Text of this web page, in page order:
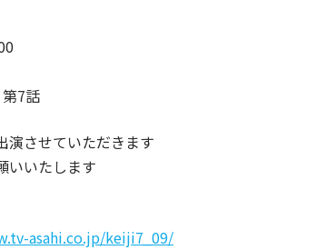
第7話
演させていただきます
いいたします
asahi.co.jp/keiji7_09/